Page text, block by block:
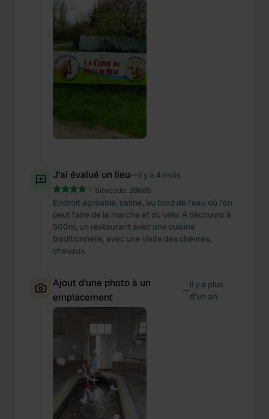
J'ai évalué un lieu—il y a 4 mois
Sitecode: 28685
Endroit agréable, calme, au bord de l'eau où l'on
peut faire de la marche et du vélo. A découvrir à
500m, un restaurant avec une cuisine
traditionnelle, avec une visite des chèvres,
chevaux.
Ajout d'une photo à un
emplacement
—il y a plus
d’un an